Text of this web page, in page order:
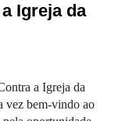
Igreja da
a Igreja da
vez bem-vindo ao